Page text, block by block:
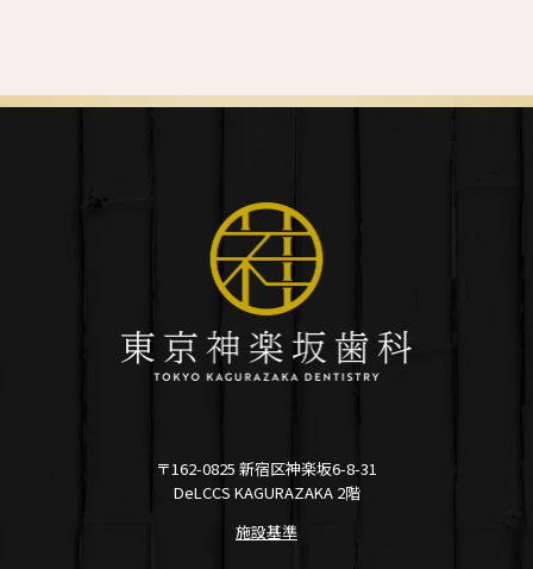
〒162-0825 新宿区神楽坂6-8-31
DeLCCS KAGURAZAKA 2階
施設基準